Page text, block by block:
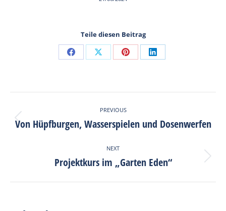
Teile diesen Beitrag
Share
Facebook
Share
X
Share
Pinterest
Share
LinkedIn
navigation
PREVIOUS
Previous
post:
Von Hüpfburgen, Wasserspielen und Dosenwerfen
NEXT
Next
post:
Projektkurs im „Garten Eden“